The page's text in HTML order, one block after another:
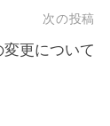
次の投稿
変更について